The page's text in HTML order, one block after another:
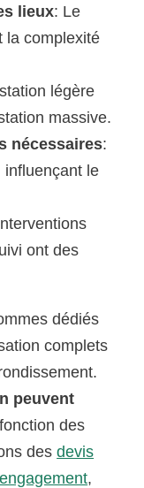
lieux: Le
la complexité
légère
massive.
nécessaires:
influençant le
ont des
dédiés
complets
peuvent
des
desdevis
,